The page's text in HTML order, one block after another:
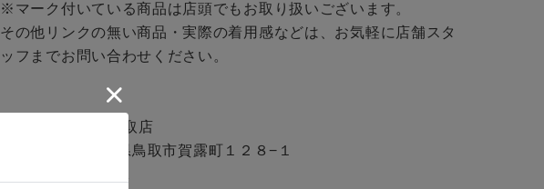
※マーク付いている商品は店頭でもお取り扱いございます。
その他リンクの無い商品・実際の着用感などは、お気軽に店舗スタ
ッフまでお問い合わせください。
SUPER SHOP 鳥取店
〒680-0905 鳥取県鳥取市賀露町１２８−１